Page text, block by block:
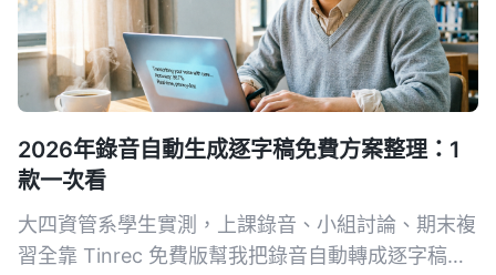
2026年錄音自動生成逐字稿免費方案整理：1
款一次看
大四資管系學生實測，上課錄音、小組討論、期末複
習全靠 Tinrec 免費版幫我把錄音自動轉成逐字稿，